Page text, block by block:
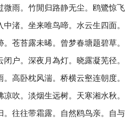
微雨。竹閒归路静无尘。鸥鷺惊飞
渚。坐来唯鸟啼。水云生四面。
苍苔露未晞。曾梦春塘题碧草。
户。深夜月為灯。晓露凝芜径。
高卧枕风湍。桥横云壑连朝度。
吹。淡烟生远树。天寒湘水秋。
。往往带霜露。自然鸥鸟亲。自与